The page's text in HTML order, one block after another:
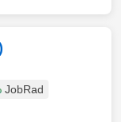
JobRad